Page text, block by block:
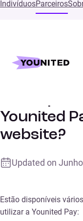
IndivíduosParceiros
Inicial
Supports
Younited
website?
Updated on
Estão disponíveis
utilizar a Younited Pay: